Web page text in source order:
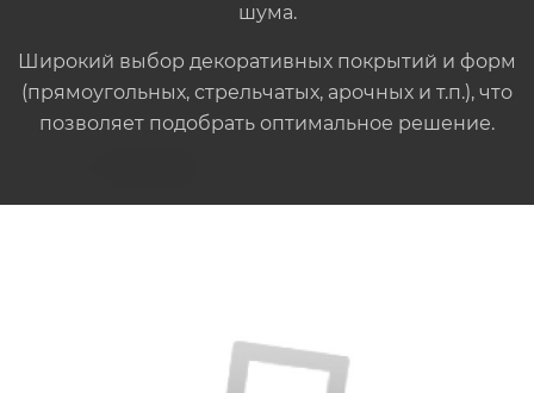
шума.
Широкий выбор декоративных покрытий и форм
(прямоугольных, стрельчатых, арочных и т.п.), что
позволяет подобрать оптимальное решение.